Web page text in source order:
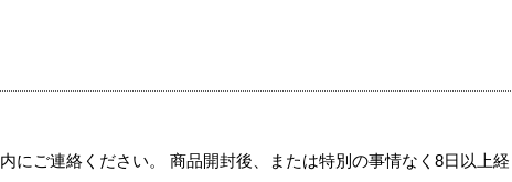
にご連絡ください。 商品開封後、または特別の事情なく8日以上経